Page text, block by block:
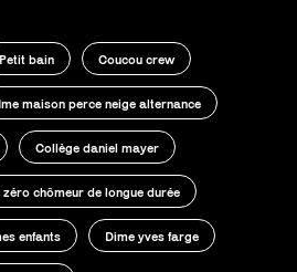
Petit bain Coucou crew
Ime maison perce neige alternance
Collège daniel mayer
chômeur de longue durée
enfants Dime yves farge